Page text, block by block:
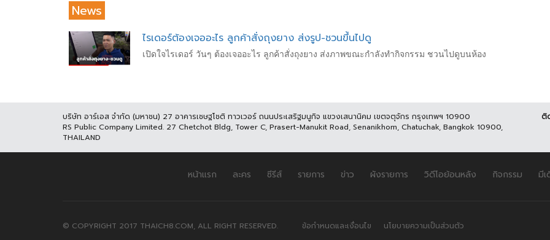
News
ไรเดอร์ต้องเจออะไร ลูกค้าสั่งถุงยาง ส่งรูป-ชวนขึ้นไปดู
เปิดใจไรเดอร์ วันๆ ต้องเจออะไร ลูกค้าสั่งถุงยาง ส่งภาพขณะกำลังทำกิจกรรม ชวนไปดูบนห้อง
บริษัท อาร์เอส จำกัด (มหาชน) 27 อาคารเชษฐโชติ ทาวเวอร์ ถนนประเสริฐมนูกิจ แขวงเสนานิคม เขตจตุจักร กรุงเทพฯ 10900
RS Public Company Limited. 27 Chetchot Bldg, Tower C, Prasert-Manukit Road, Senanikhom, Chatuchak, Bangkok 10900,
THAILAND
ติ
หน้าแรก ละคร ซีรีส์ รายการ ข่าว ผังรายการ วิดีโอย้อนหลัง กิจกรรม มี
© COPYRIGHT 2017 THAICH8.COM, ALL RIGHT RESERVED. ข้อกำหนดและเงื่อนไข นโยบายความเป็นส่วนตัว